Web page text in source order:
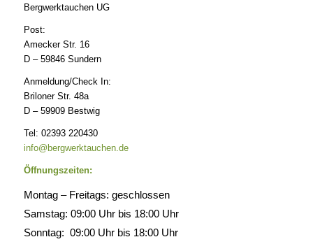
Bergwerktauchen UG
Post:
Amecker Str. 16
D – 59846 Sundern
Anmeldung/Check In:
Briloner Str. 48a
D – 59909 Bestwig
Tel: 02393 220430
info@bergwerktauchen.de
Öffnungszeiten:
Montag – Freitags: geschlossen
Samstag: 09:00 Uhr bis 18:00 Uhr
Sonntag: 09:00 Uhr bis 18:00 Uhr